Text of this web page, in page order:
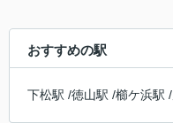
おすすめの駅
下松駅 /徳山駅 /櫛ケ浜駅 /